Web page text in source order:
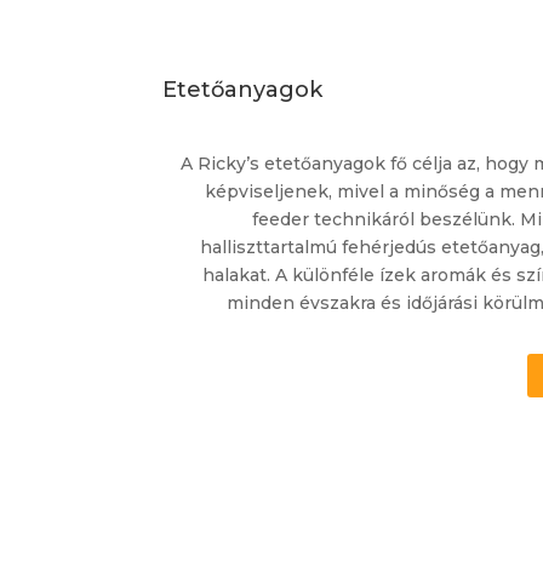
Etetőanyagok
A Ricky’s etetőanyagok fő célja az,
képviseljenek, mivel a minőség a
feeder technikáról beszélünk.
halliszttartalmú fehérjedús
halakat. A különféle ízek aromák és
minden évszakra és időjárási